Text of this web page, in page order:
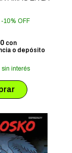
-10% OFF
con
o depósito
sin interés